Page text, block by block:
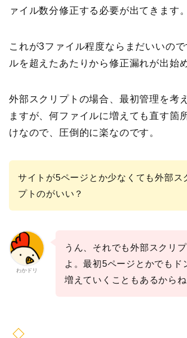
ァイル数分修正する必要が出てきます。
これが3ファイル程度ならまだいいの
ルを超えたあたりから修正漏れが出始
外部スクリプトの場合、最初管理を考
ますが、何ファイルに増えても直す箇
けなので、圧倒的に楽なのです。
サイトが5ページとか少なくても外部ス
プトのがいい？
わかドリ
うん、それでも外部スクリ
よ。最初5ページとかでもド
増えていくこともあるからね